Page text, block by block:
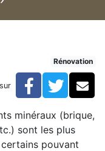
prônent la
: les
Rénovation
Facebook
minéraux (brique,
sont les plus
pouvant